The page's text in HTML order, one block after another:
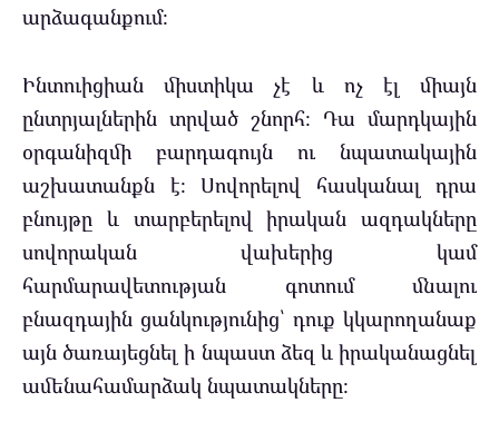
արձագանքում։
Ինտուիցիան միստիկա չէ և ոչ էլ միայն
ընտրյալներին տրված շնորհ։ Դա մարդկային
օրգանիզմի բարդագույն ու նպատակային
աշխատանքն է։ Սովորելով հասկանալ դրա
բնույթը և տարբերելով իրական ազդակները
սովորական վախերից կամ
հարմարավետության գոտում մնալու
բնազդային ցանկությունից՝ դուք կկարողանաք
այն ծառայեցնել ի նպաստ ձեզ և իրականացնել
ամենահամարձակ նպատակները։